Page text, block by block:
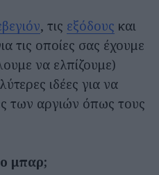
, τις εξόδους και
τις οποίες σας έχουμε
να ελπίζουμε)
ιδέες για να
των αργιών όπως τους
μπαρ;